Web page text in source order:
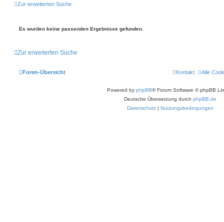
Zur erweiterten Suche
Es wurden keine passenden Ergebnisse gefunden.
Zur erweiterten Suche
Foren-Übersicht Alle
Kontakt
Powered by phpBB® Forum Software © phpBB
Deutsche Übersetzung durch phpBB.de
Datenschutz | Nutzungsbedingungen